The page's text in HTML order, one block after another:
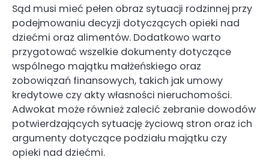
Sąd musi mieć pełen obraz sytuacji rodzinnej przy
podejmowaniu decyzji dotyczących opieki nad
dziećmi oraz alimentów. Dodatkowo warto
przygotować wszelkie dokumenty dotyczące
wspólnego majątku małżeńskiego oraz
zobowiązań finansowych, takich jak umowy
kredytowe czy akty własności nieruchomości.
Adwokat może również zalecić zebranie dowodów
potwierdzających sytuację życiową stron oraz ich
argumenty dotyczące podziału majątku czy
opieki nad dziećmi.